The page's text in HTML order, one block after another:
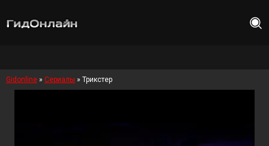
Gidonline » Сериалы » Трикстер